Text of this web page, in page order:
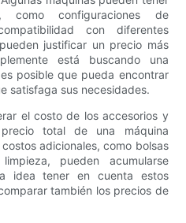
como configuraciones de
con diferentes
justificar un precio más
está buscando una
posible que pueda encontrar
satisfaga sus necesidades.
el costo de los accesorios y
total de una máquina
adicionales, como bolsas
pueden acumularse
idea tener en cuenta estos
también los precios de